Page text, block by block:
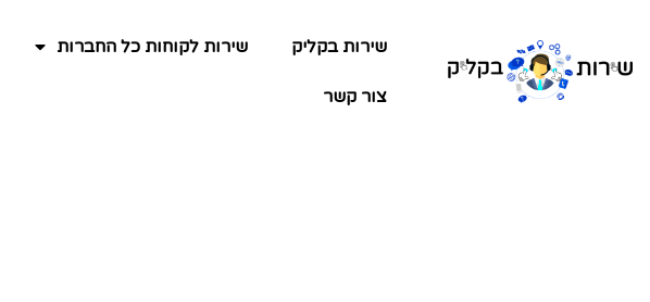
שירות בקליק שירות לקוחות כל החברות
צור קשר